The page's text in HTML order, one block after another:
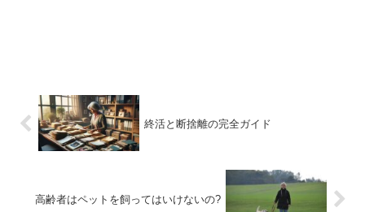
終活と断捨離の完全ガイド
高齢者はペットを飼ってはいけないの?